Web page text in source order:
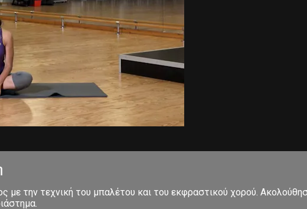
την τεχνική του μπαλέτου και του εκφραστικού χορού.